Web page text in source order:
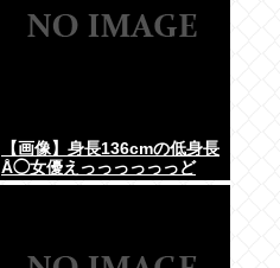
【画像】身長136cmの低身長
Å◯女優えっっっっっっど